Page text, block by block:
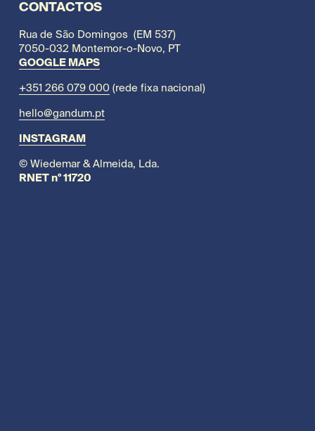
CONTACTOS
Rua de São Domingos  (EM 537)
7050-032 Montemor-o-Novo, PT
GOOGLE MAPS
+351 266 079 000 (rede fixa nacional)
hello@gandum.pt
INSTAGRAM
© Wiedemar & Almeida, Lda.
RNET nº 11720